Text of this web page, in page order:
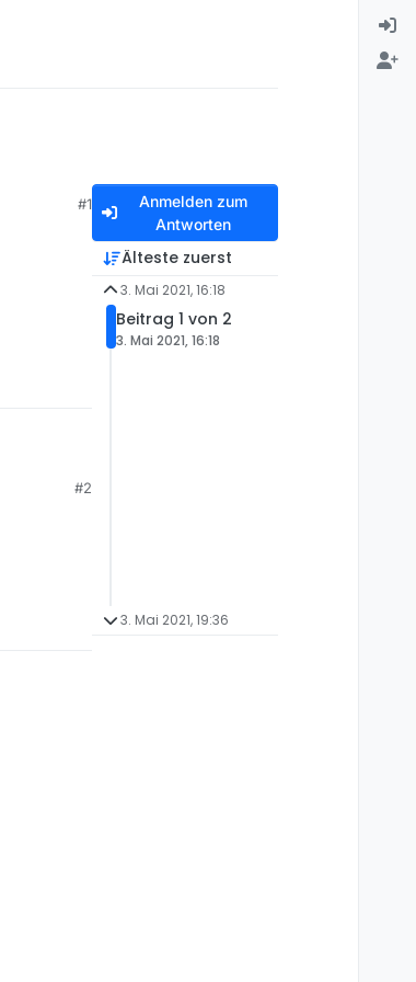
#1
#2
Anmelden zum
Antworten
Älteste zuerst
3. Mai 2021, 16:18
Beitrag 1 von 2
3. Mai 2021, 16:18
3. Mai 2021, 19:36